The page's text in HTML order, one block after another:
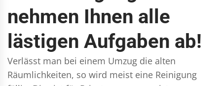
nehmen Ihnen alle
lästigen Aufgaben ab!
Verlässt man bei einem Umzug die alten
Räumlichkeiten, so wird meist eine Reinigung